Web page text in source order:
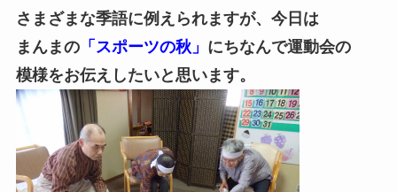
さまざまな季語に例えられますが、今日は
まんまの「スポーツの秋」 にちなんで運動会の
模様をお伝えしたいと思います。